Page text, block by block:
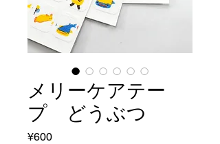
メリーケアテー
プ どうぶつ
¥600Price